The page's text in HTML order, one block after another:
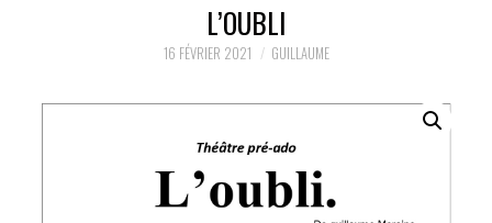
EXERCICES DE THÉÂTRE
DROITS D’AUTEUR, DES
L’OUBLI
16 FÉVRIER 2021 GUILLAUME